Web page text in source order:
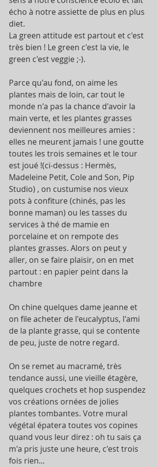
écho à notre assiette de plus en plus
diet.
La green attitude est partout et c'est
très bien ! Le green c'est la vie, le
green c'est veggie ;-).
Parce qu'au fond, on aime les
plantes mais de loin, car tout le
monde n'a pas la chance d'avoir la
main verte, et les plantes grasses
deviennent nos meilleures amies :
elles ne meurent jamais ! une goutte
toutes les trois semaines et le tour
est joué !(ci-dessus : Hermès,
Madeleine Petit, Cole and Son, Pip
Studio) , on custumise nos vieux
pots à confiture (chinés, pas les
bonne maman) ou les tasses du
services à thé de mamie en
porcelaine et on rempote des
plantes grasses. Alors on peut y
aller, on se faire plaisir, on en met
partout : en papier peint dans la
chambre
On chine quelques dame jeanne et
on file acheter de l'eucalyptus, l'ami
de la plante grasse, qui se contente
de peu, juste de notre regard.
On se remet au macramé, très
tendance aussi, une vieille étagère,
quelques crochets et hop suspendez
vos créations ornées de jolies
plantes tombantes. Votre mural
végétal épatera toutes vos copines
quand vous leur direz : oh tu sais ça
m'a pris juste une heure, c'est trois
fois rien...